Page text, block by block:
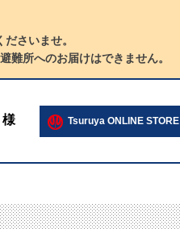
さいませ。
所へのお届けはできません。
様 Tsuruya ONLINE STORE